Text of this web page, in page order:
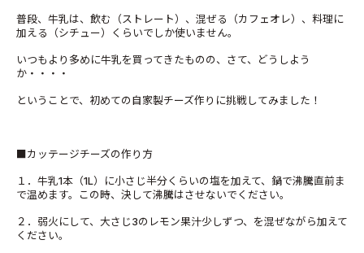
普段、牛乳は、飲む（ストレート）、混ぜる（カフェオレ）、料理に
加える（シチュー）くらいでしか使いません。
いつもより多めに牛乳を買ってきたものの、さて、どうしよう
か・・・・
ということで、初めての自家製チーズ作りに挑戦してみました！
■カッテージチーズの作り方
１．牛乳1本（1L）に小さじ半分くらいの塩を加えて、鍋で沸騰直前ま
で温めます。この時、決して沸騰はさせないでください。
２．弱火にして、大さじ3のレモン果汁少しずつ、を混ぜながら加えて
ください。